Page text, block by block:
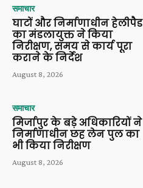
समाचार
घाटों और निर्माणाधीन हेलीपैड
का मंडलायुक्त ने किया
निरीक्षण, समय से कार्य पूरा
कराने के निर्देश
August 8, 2026
समाचार
मिर्जापुर के बड़े अधिकारियों ने
निर्माणाधीन छह लेन पुल का
भी किया निरीक्षण
August 8, 2026